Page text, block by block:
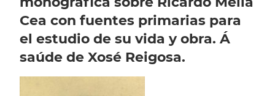
Cea con fuentes primarias para
el estudio de su vida y obra. Á
saúde de Xosé Reigosa.